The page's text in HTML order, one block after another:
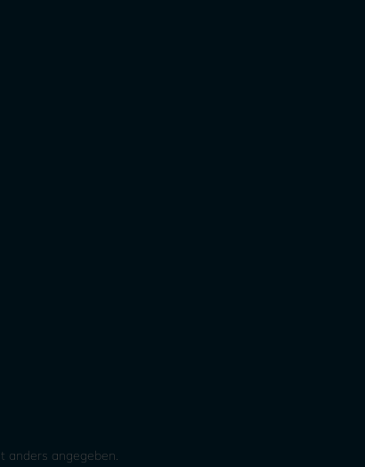
anders angegeben.